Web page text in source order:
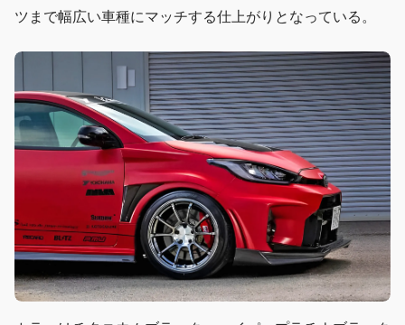
ツまで幅広い車種にマッチする仕上がりとなっている。